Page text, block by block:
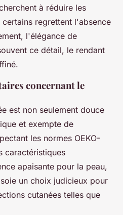
à réduire les
regrettent l'absence
l'élégance de
ce détail, le rendant
concernant le
est non seulement douce
et exempte de
les normes OEKO-
caractéristiques
apaisante pour la peau,
un choix judicieux pour
cutanées telles que